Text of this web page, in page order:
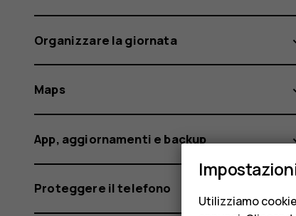
Organizzare la giornata
Maps
App, aggiornamenti e backup
Proteggere il telefono
Utilizziamo